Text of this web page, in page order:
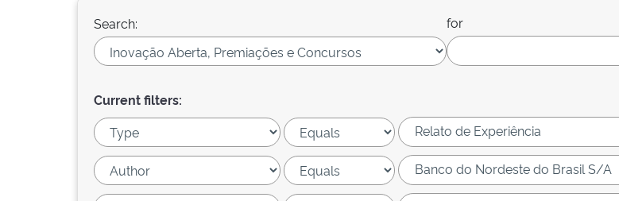
Search: for
Current filters: